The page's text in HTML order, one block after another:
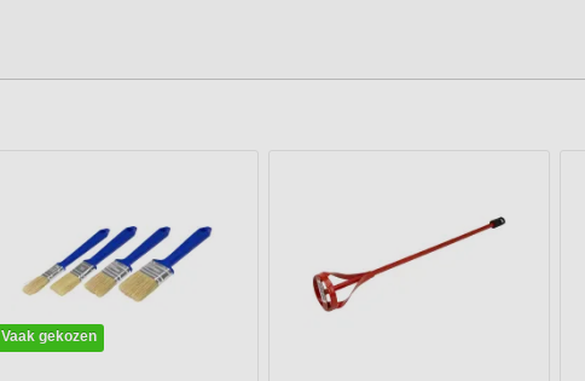
Vaak gekozen